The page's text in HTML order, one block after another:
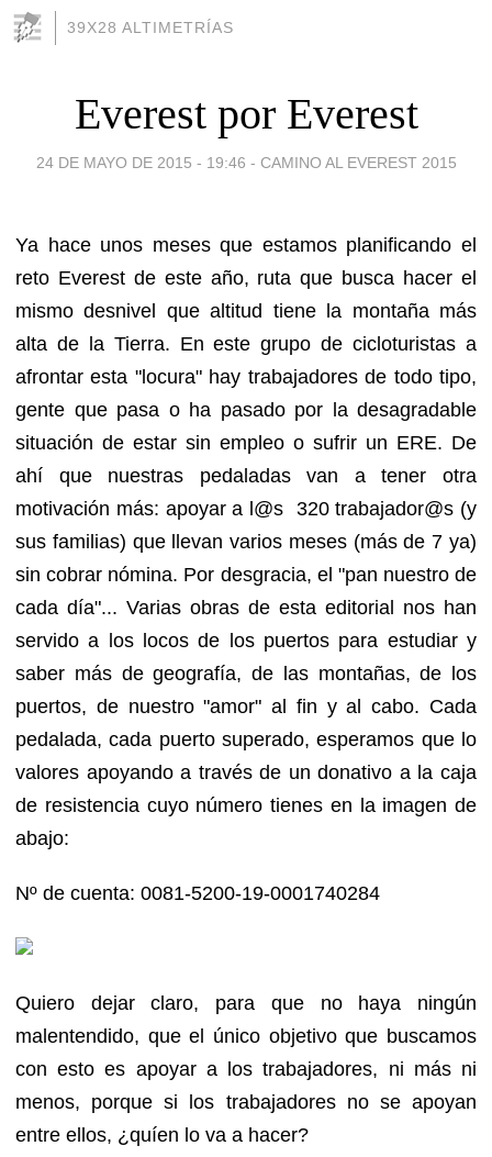
39X28 ALTIMETRÍAS
Everest por Everest
24 DE MAYO DE 2015 - 19:46 - CAMINO AL EVEREST 2015
Ya hace unos meses que estamos planificando el
reto Everest de este año, ruta que busca hacer el
mismo desnivel que altitud tiene la montaña más
alta de la Tierra. En este grupo de cicloturistas a
afrontar esta "locura" hay trabajadores de todo tipo,
gente que pasa o ha pasado por la desagradable
situación de estar sin empleo o sufrir un ERE. De
ahí que nuestras pedaladas van a tener otra
motivación más: apoyar a l@s 320 trabajador@s (y
sus familias) que llevan varios meses (más de 7 ya)
sin cobrar nómina. Por desgracia, el "pan nuestro de
cada día"... Varias obras de esta editorial nos han
servido a los locos de los puertos para estudiar y
saber más de geografía, de las montañas, de los
puertos, de nuestro "amor" al fin y al cabo. Cada
pedalada, cada puerto superado, esperamos que lo
valores apoyando a través de un donativo a la caja
de resistencia cuyo número tienes en la imagen de
abajo:
Nº de cuenta: 0081-5200-19-0001740284
Quiero dejar claro, para que no haya ningún
malentendido, que el único objetivo que buscamos
con esto es apoyar a los trabajadores, ni más ni
menos, porque si los trabajadores no se apoyan
entre ellos, ¿quíen lo va a hacer?